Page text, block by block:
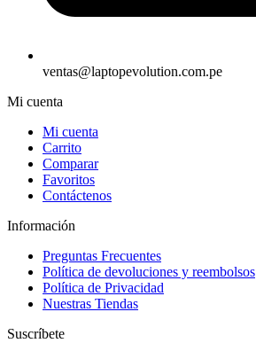
ventas@laptopevolution.com.pe
Mi cuenta
Mi cuenta
Carrito
Comparar
Favoritos
Contáctenos
Información
Preguntas Frecuentes
Política de devoluciones y reembolsos
Política de Privacidad
Nuestras Tiendas
Suscríbete